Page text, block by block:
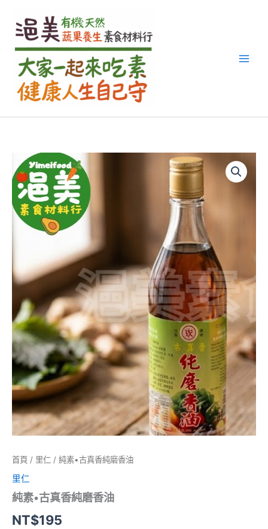
首頁 / 里仁 / 純素•古真香純磨香油
里仁
純素•古真香純磨香油
NT$195
關
字